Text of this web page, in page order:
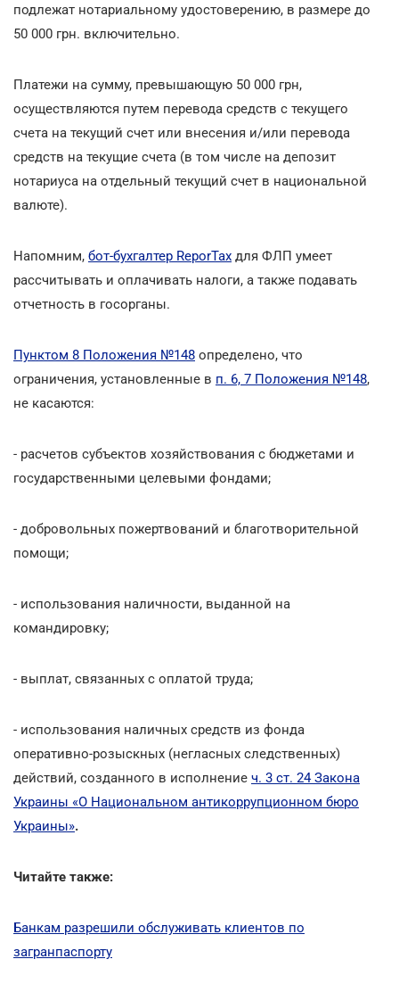
подлежат нотариальному удостоверению, в размере до
50 000 грн. включительно.
Платежи на сумму, превышающую 50 000 грн,
осуществляются путем перевода средств с текущего
счета на текущий счет или внесения и/или перевода
средств на текущие счета (в том числе на депозит
нотариуса на отдельный текущий счет в национальной
валюте).
Напомним, бот-бухгалтер ReporTax для ФЛП умеет
рассчитывать и оплачивать налоги, а также подавать
отчетность в госорганы.
Пунктом 8 Положения №148 определено, что
ограничения, установленные в п. 6, 7 Положения №148,
не касаются:
- расчетов субъектов хозяйствования с бюджетами и
государственными целевыми фондами;
- добровольных пожертвований и благотворительной
помощи;
- использования наличности, выданной на
командировку;
- выплат, связанных с оплатой труда;
- использования наличных средств из фонда
оперативно-розыскных (негласных следственных)
действий, созданного в исполнение ч. 3 ст. 24 Закона
Украины «О Национальном антикоррупционном бюро
Украины».
Читайте также:
Банкам разрешили обслуживать клиентов по
загранпаспорту